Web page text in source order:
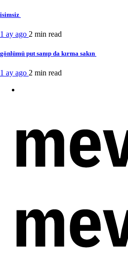
isimsiz
1 ay ago 2 min read
gönlümü put sanıp da kırma sakın
1 ay ago 2 min read